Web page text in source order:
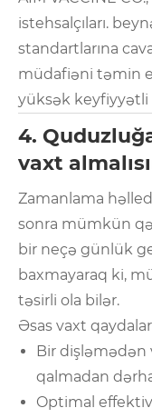
istehsalçıları.
standartlarına
müdafiəni təmin
yüksək
4.
vaxt
Zamanlama
sonra mümkün
bir neçə günlük
baxmayaraq ki,
təsirli ola bilər.
Əsas vaxt
Bir dişləmədən
qalmadan
Optimal